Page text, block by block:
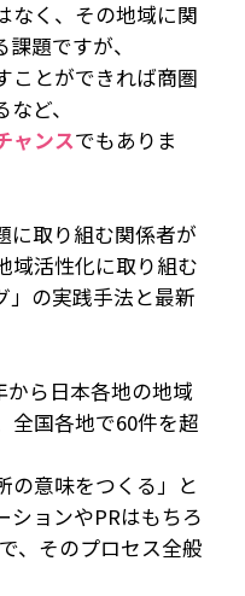
なく、その地域に関
題ですが、
ことができれば商圏
ど、
ャンスでもありま
に取り組む関係者が
域活性化に取り組む
」の実践手法と最新
ら日本各地の地域
全国各地で60件を超
の意味をつくる」と
ションやPRはもちろ
、そのプロセス全般